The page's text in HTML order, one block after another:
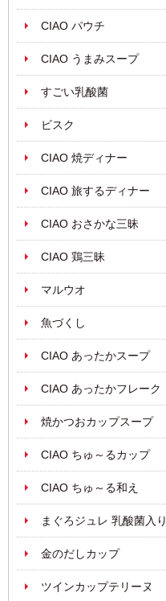
CIAO パウチ
CIAO うまみスープ
すごい乳酸菌
ビスク
CIAO 焼ディナー
CIAO 旅するディナー
CIAO おさかな三昧
CIAO 鶏三昧
マルウオ
魚づくし
CIAO あったかスープ
CIAO あったかフレーク
焼かつおカップスープ
CIAO ちゅ～るカップ
CIAO ちゅ～る和え
まぐろジュレ 乳酸菌入り
金のだしカップ
ツインカップテリーヌ